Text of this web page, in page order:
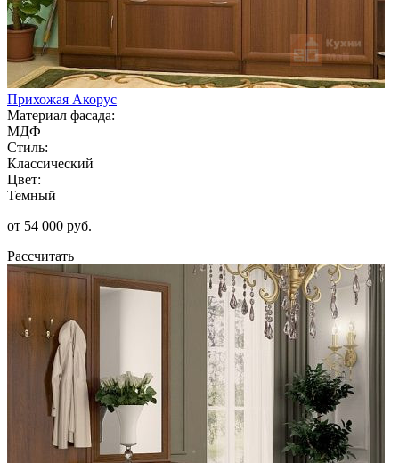
Прихожая Акорус
Материал фасада:
МДФ
Стиль:
Классический
Цвет:
Темный
от 54 000 руб.
Рассчитать